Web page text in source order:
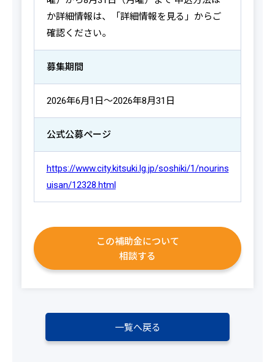
か詳細情報は、「詳細情報を見る」からご
確認ください。
募集期間
2026年6月1日～2026年8月31日
公式公募ページ
https://www.city.kitsuki.lg.jp/soshiki/1/nourins
uisan/12328.html
この補助金について
相談する
一覧へ戻る